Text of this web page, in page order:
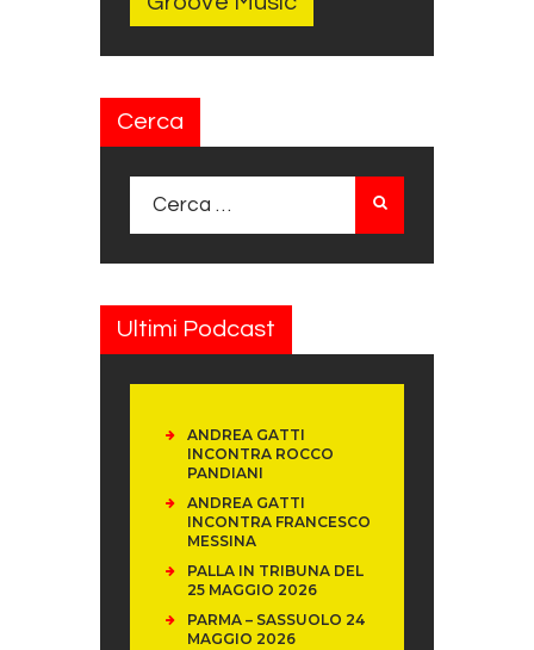
Cerca
Ultimi Podcast
ANDREA GATTI
INCONTRA ROCCO
PANDIANI
ANDREA GATTI
INCONTRA FRANCESCO
MESSINA
PALLA IN TRIBUNA DEL
25 MAGGIO 2026
PARMA – SASSUOLO 24
MAGGIO 2026